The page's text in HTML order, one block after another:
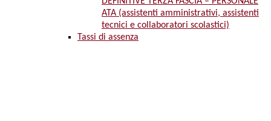
ATA (assistenti amministrativi, assistenti
tecnici e collaboratori scolastici)
Tassi di assenza